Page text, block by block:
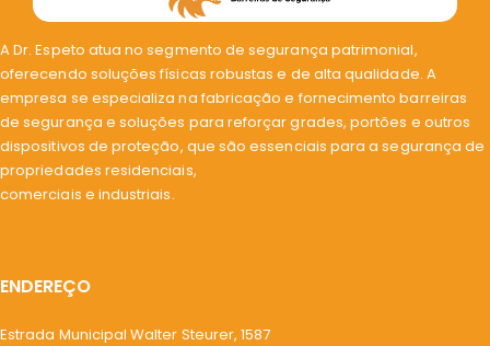
A Dr. Espeto atua no segmento de segurança patrimonial,
oferecendo soluções físicas robustas e de alta qualidade. A
empresa se especializa na fabricação e fornecimento barreiras
de segurança e soluções para reforçar grades, portões e outros
dispositivos de proteção, que são essenciais para a segurança de
propriedades residenciais,
comerciais e industriais.
ENDEREÇO
Estrada Municipal Walter Steurer, 1587